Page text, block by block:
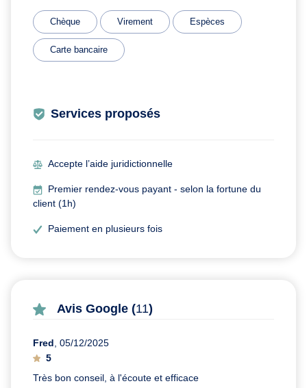
Chèque Virement Espèces
Carte bancaire
Services proposés
Accepte l’aide juridictionnelle
Premier rendez-vous payant - selon la fortune du
client (1h)
Paiement en plusieurs fois
Avis Google (11)
Fred, 05/12/2025
5
Très bon conseil, à l'écoute et efficace